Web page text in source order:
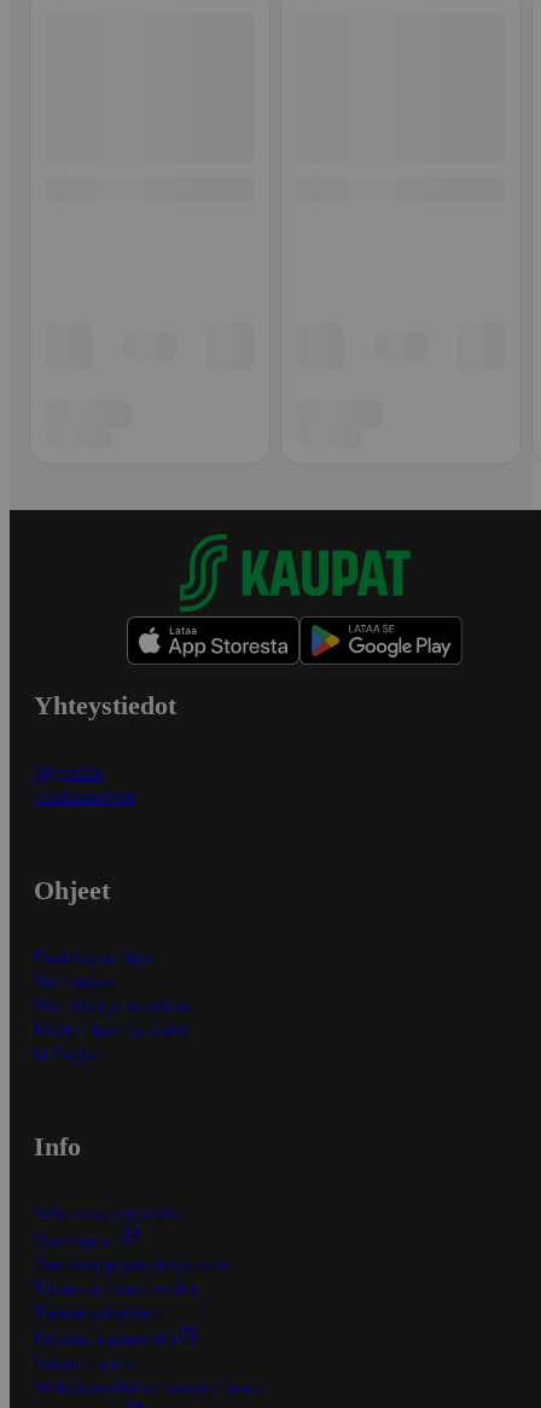
Yhteystiedot
Myymälät
Asiakaspalvelu
Ohjeet
Ensitilaajan ohjeet
Näin maksat
Näin tilaat ja muokkaat
Kaikki ohjeet ja vinkit
In English
Info
S-Business yrityksille
Oiva-raportit
Osuuskauppojen yhteystiedot
Tilaus- ja toimitusehdot
Tietosuojakäytäntö
Palvelun käyttöehdot
Saavutettavuus
Mobiilisovelluksen saavutettavuus